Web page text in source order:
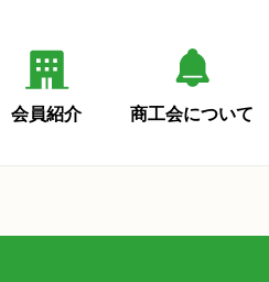
会員紹介 商工会について